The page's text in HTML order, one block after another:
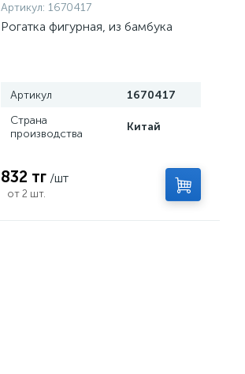
Артикул: 1670417
Рогатка фигурная, из бамбука
Артикул
1670417
Страна
производства
Китай
832 тг /шт
от 2 шт.